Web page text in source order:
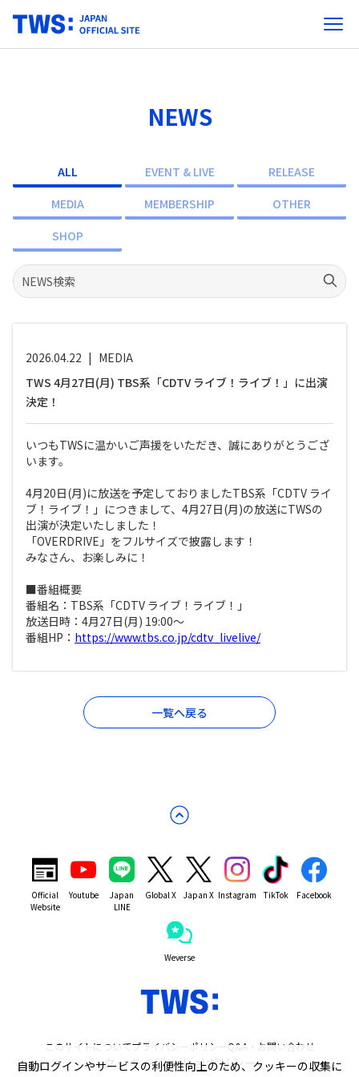
NEWS
ALL EVENT & LIVE
RELEASE
MEDIA
MEMBERSHIP
OTHER
SHOP
2026.04.22 | MEDIA
TWS 4月27日(月) TBS系「CDTV ライブ！ライブ！」に出演
決定！
いつもTWSに温かいご声援をいただき、誠にありがとうござ
います。
4月20日(月)に放送を予定しておりましたTBS系「CDTV ライ
ブ！ライブ！」につきまして、4月27日(月)の放送にTWSの
出演が決定いたしました！
「OVERDRIVE」をフルサイズで披露します！
みなさん、お楽しみに！
■番組概要
番組名：TBS系「CDTV ライブ！ライブ！」
放送日時：4月27日(月) 19:00～
番組HP： https://www.tbs.co.jp/cdtv_livelive/
一覧へ戻る
Official
Website
Youtube
Japan
LINE
Global X Japan X Instagram TikTok Facebook
Weverse
このサイトについてプライバシーポリシーQ&A・お問い合わせ
クッキー(Cookie)ポリシー
自動ログインやサービスの利便性向上のため、クッキーの収集に